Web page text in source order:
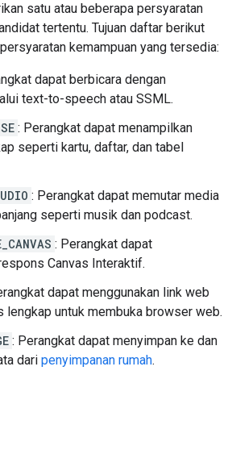
satu atau beberapa persyaratan
tertentu. Tujuan daftar berikut
kemampuan yang tersedia:
dapat berbicara dengan
text-to-speech atau SSML.
: Perangkat dapat menampilkan
seperti kartu, daftar, dan tabel
: Perangkat dapat memutar media
seperti musik dan podcast.
: Perangkat dapat
Canvas Interaktif.
dapat menggunakan link web
lengkap untuk membuka browser web.
: Perangkat dapat menyimpan ke dan
dari penyimpanan rumah.